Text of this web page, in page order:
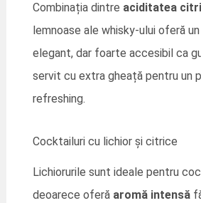
Combinația dintre aciditatea
lemnoase ale whisky-ului oferă
elegant, dar foarte accesibil ca
servit cu extra gheață pentru un
refreshing.
Cocktailuri cu lichior și citrice
Lichiorurile sunt ideale pentru
deoarece oferă aromă intensă